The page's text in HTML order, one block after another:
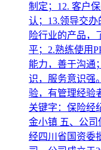
制定；12. 客户
认；13.领导交
险行业的产品，
平；2.熟练使用
能力，善于沟通
识，服务意识强
验，有管理经验
关键字：保险经
金小镇 五、公
经四川省国资委